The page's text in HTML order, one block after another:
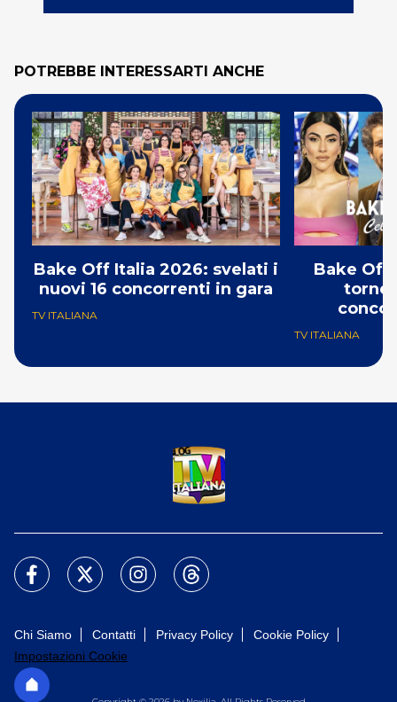
POTREBBE INTERESSARTI ANCHE
Bake Off Italia 2026: svelati i
nuovi 16 concorrenti in gara
TV ITALIANA
Bake Off
TV ITALIANA
Chi Siamo Contatti Privacy Policy
Cookie Policy
Impostazioni Cookie